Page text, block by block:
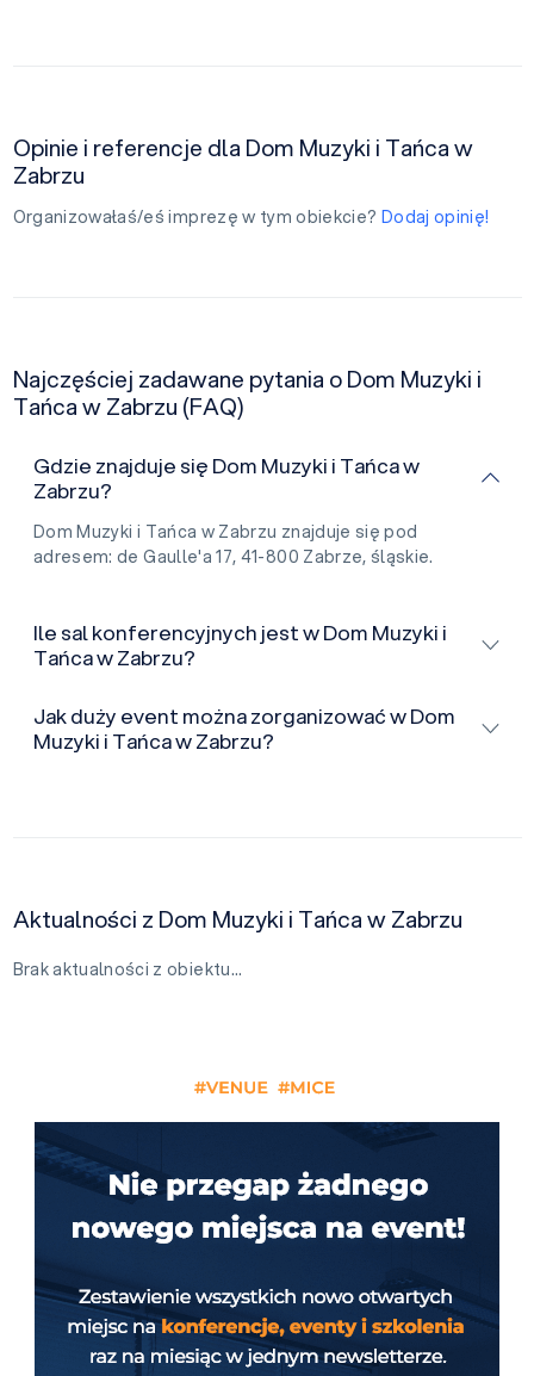
Opinie i referencje dla Dom Muzyki i Tańca w
Zabrzu
Organizowałaś/eś imprezę w tym obiekcie? Dodaj opinię!
Najczęściej zadawane pytania o Dom Muzyki i
Tańca w Zabrzu (FAQ)
Gdzie znajduje się Dom Muzyki i Tańca w
Zabrzu?
Dom Muzyki i Tańca w Zabrzu znajduje się pod
adresem: de Gaulle'a 17, 41-800 Zabrze, śląskie.
Ile sal konferencyjnych jest w Dom Muzyki i
Tańca w Zabrzu?
Jak duży event można zorganizować w Dom
Muzyki i Tańca w Zabrzu?
Aktualności z Dom Muzyki i Tańca w Zabrzu
Brak aktualności z obiektu…